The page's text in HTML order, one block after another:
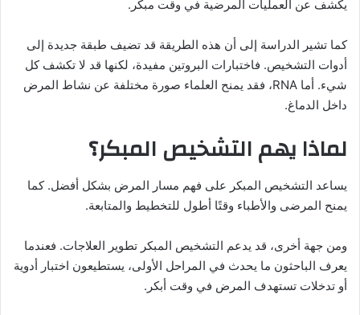
يكشف عن العمليات المرضية في وقت مبكر.
كما تشير الدراسة إلى أن هذه الطريقة قد تضيف طبقة جديدة إلى
أدوات التشخيص. فاختبارات البروتين مفيدة، لكنها قد لا تكشف كل
شيء. أما RNA، فقد يمنح العلماء صورة مختلفة عن نشاط المرض
داخل الدماغ.
لماذا يهم التشخيص المبكر؟
يساعد التشخيص المبكر على فهم مسار المرض بشكل أفضل. كما
يمنح المرضى والأطباء وقتًا أطول للتخطيط والمتابعة.
ومن جهة أخرى، قد يدعم التشخيص المبكر تطوير العلاجات. فعندما
يعرف الباحثون ما يحدث في المراحل الأولى، يستطيعون اختبار أدوية
أو تدخلات تستهدف المرض في وقت أبكر.